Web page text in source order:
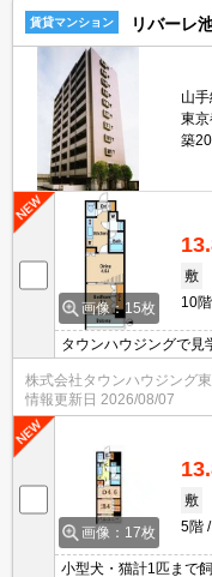
賃貸マンション リバーレ
山
東京
築
画像：15枚
敷
10階
タウンハウジングで見
きる設備仕様！駅前商
株式会社タウンハウジング
情報更新日 2026/08/07
画像：17枚
敷
5階
小型犬・猫計1匹まで